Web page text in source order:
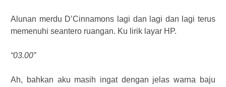
Alunan merdu D’Cinnamons lagi dan lagi dan lagi terus
memenuhi seantero ruangan. Ku lirik layar HP.
“03.00”
Ah, bahkan aku masih ingat dengan jelas warna baju